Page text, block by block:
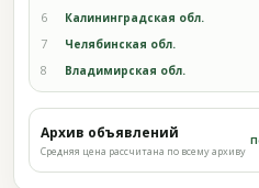
6 Калининградская обл.
7 Челябинская обл.
8 Владимирская обл.
Архив объявлений
Средняя цена рассчитана по всему архиву